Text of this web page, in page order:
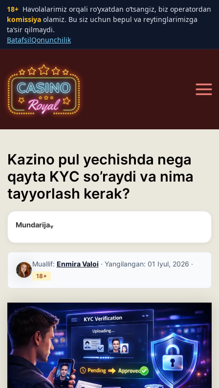
18+ Havolalarimiz orqali ro‘yxatdan o‘tsangiz, biz operatordan
komissiya olamiz. Bu siz uchun bepul va reytinglarimizga
ta‘sir qilmaydi.
BatafsilQonunchilik
content
Main
Kazino pul yechishda nega
qayta KYC so’raydi va nima
tayyorlash kerak?
Mundarija
Muallif: Enmira Valoi · Yangilangan: 01 Iyul, 2026 ·
18+